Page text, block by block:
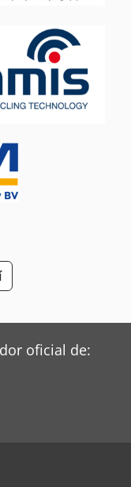
oficial de: